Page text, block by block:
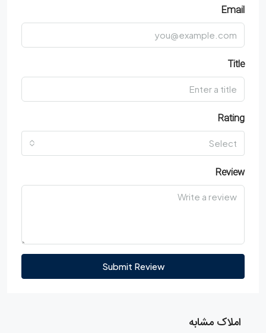
Email
Title
Rating
Select
Review
Submit Review
املاک مشابه